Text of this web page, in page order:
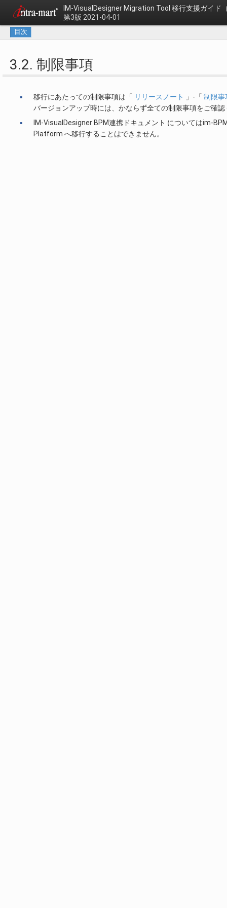
IM-VisualDesigner Migration Tool 移行支援ガイド
第3版 2021-04-01
目次
3.2. 制限事項
移行にあたっての制限事項は「 リリースノート 」-「 制限事
バージョンアップ時には、かならず全ての制限事項をご確認
IM-VisualDesigner BPM連携ドキュメント についてはim-
Platform へ移行することはできません。